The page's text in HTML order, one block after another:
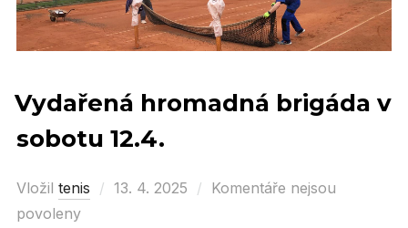
Vydařená hromadná brigáda v
sobotu 12.4.
Vložil tenis
Posted
13. 4. 2025
Komentáře nejsou
povoleny